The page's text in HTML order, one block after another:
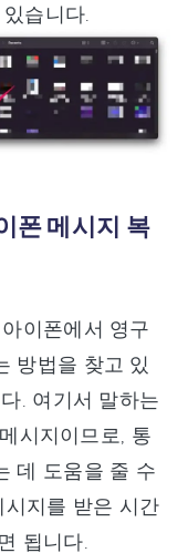
습니다.
폰 메시지 복
이폰에서 영구
방법을 찾고 있
. 여기서 말하는
시지이므로, 통
데 도움을 줄 수
지를 받은 시간
됩니다.